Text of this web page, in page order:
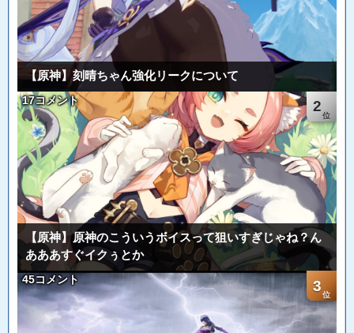
【原神】刻晴ちゃん強化リークについて
2
17コメント
【原神】原神のこういうボイスって狙いすぎじゃね？ん
あああすぐイクぅとか
3
45コメント